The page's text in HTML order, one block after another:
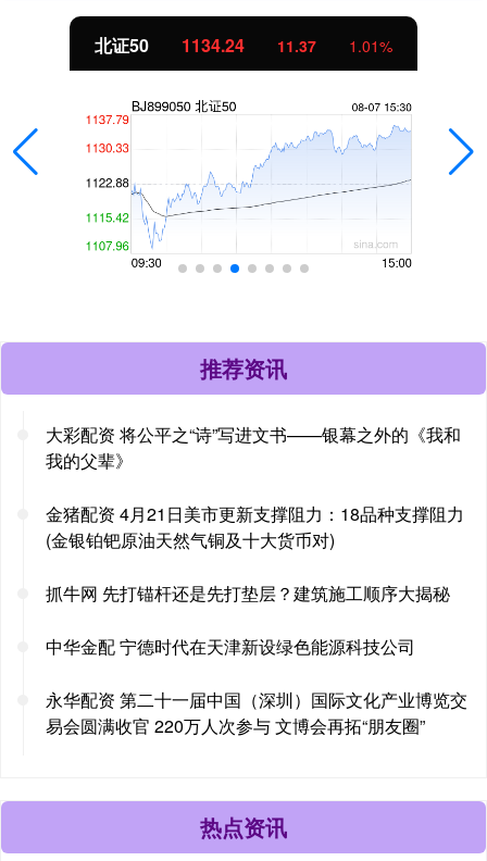
北证50 1134.24 11.37 1.01%
推荐资讯
大彩配资 将公平之“诗”写进文书——银幕之外的《我和
我的父辈》
金猪配资 4月21日美市更新支撑阻力：18品种支撑阻力
(金银铂钯原油天然气铜及十大货币对)
抓牛网 先打锚杆还是先打垫层？建筑施工顺序大揭秘
中华金配 宁德时代在天津新设绿色能源科技公司
永华配资 第二十一届中国（深圳）国际文化产业博览交
易会圆满收官 220万人次参与 文博会再拓“朋友圈”
热点资讯